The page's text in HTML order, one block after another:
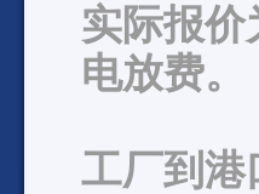
实际报
电放费。
工厂到港